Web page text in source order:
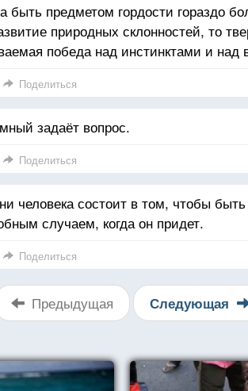
быть предметом гордости гораздо
природных склонностей, то
победа над инстинктами и над
Поделиться
задаёт вопрос.
Поделиться
человека состоит в том, чтобы
случаем, когда он придет.
Поделиться
Предыдущая Следующая